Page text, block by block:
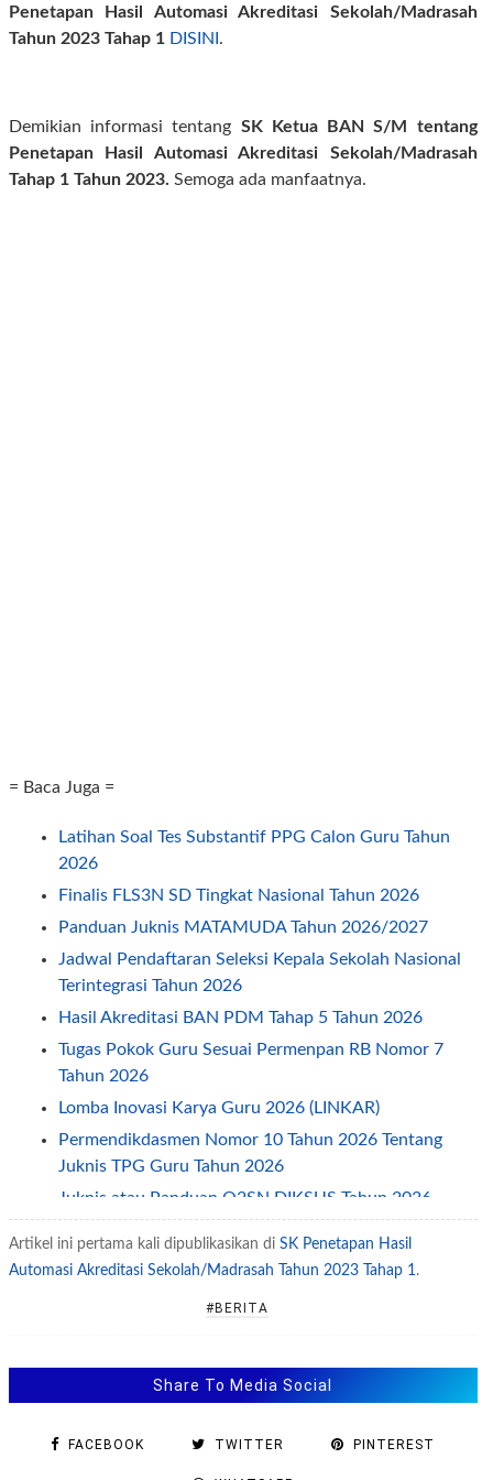
Penetapan Hasil Automasi Akreditasi Sekolah/Madrasah
Tahun 2023 Tahap 1 DISINI .
Demikian informasi tentang SK Ketua BAN S/M tentang
Penetapan Hasil Automasi Akreditasi Sekolah/Madrasah
Tahap 1 Tahun 2023. Semoga ada manfaatnya.
= Baca Juga =
Latihan Soal Tes Substantif PPG Calon Guru Tahun
2026
Finalis FLS3N SD Tingkat Nasional Tahun 2026
Panduan Juknis MATAMUDA Tahun 2026/2027
Jadwal Pendaftaran Seleksi Kepala Sekolah Nasional
Terintegrasi Tahun 2026
Hasil Akreditasi BAN PDM Tahap 5 Tahun 2026
Tugas Pokok Guru Sesuai Permenpan RB Nomor 7
Tahun 2026
Lomba Inovasi Karya Guru 2026 (LINKAR)
Permendikdasmen Nomor 10 Tahun 2026 Tentang
Juknis TPG Guru Tahun 2026
Juknis atau Panduan O2SN DIKSUS Tahun 2026
2026
Penyelenggaraan Kearsipan
Juknis BOS 2026
Juknis OSN SD SMP SMA Tahun 2026
Juknis PKBI Bagi Guru (GTK) Tahun 2026—2029
Artikel ini pertama kali dipublikasikan di SK Penetapan Hasil
Automasi Akreditasi Sekolah/Madrasah Tahun 2023 Tahap 1.
#BERITA
Share To Media Social
FACEBOOK TWITTER PINTEREST